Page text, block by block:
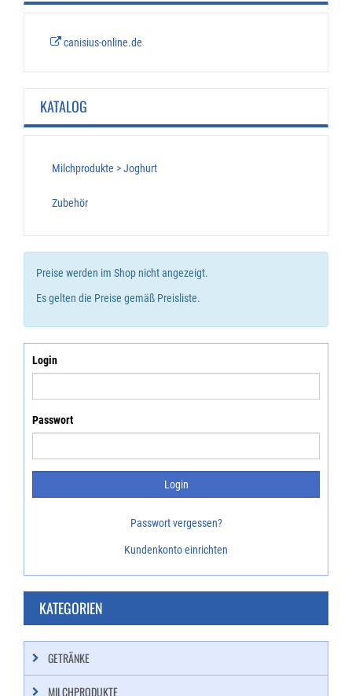
canisius-online.de
KATALOG
Milchprodukte > Joghurt
Zubehör
Preise werden im Shop nicht angezeigt.
Es gelten die Preise gemäß Preisliste.
Login
Passwort
Passwort vergessen?
Kundenkonto einrichten
KATEGORIEN
GETRÄNKE
MILCHPRODUKTE